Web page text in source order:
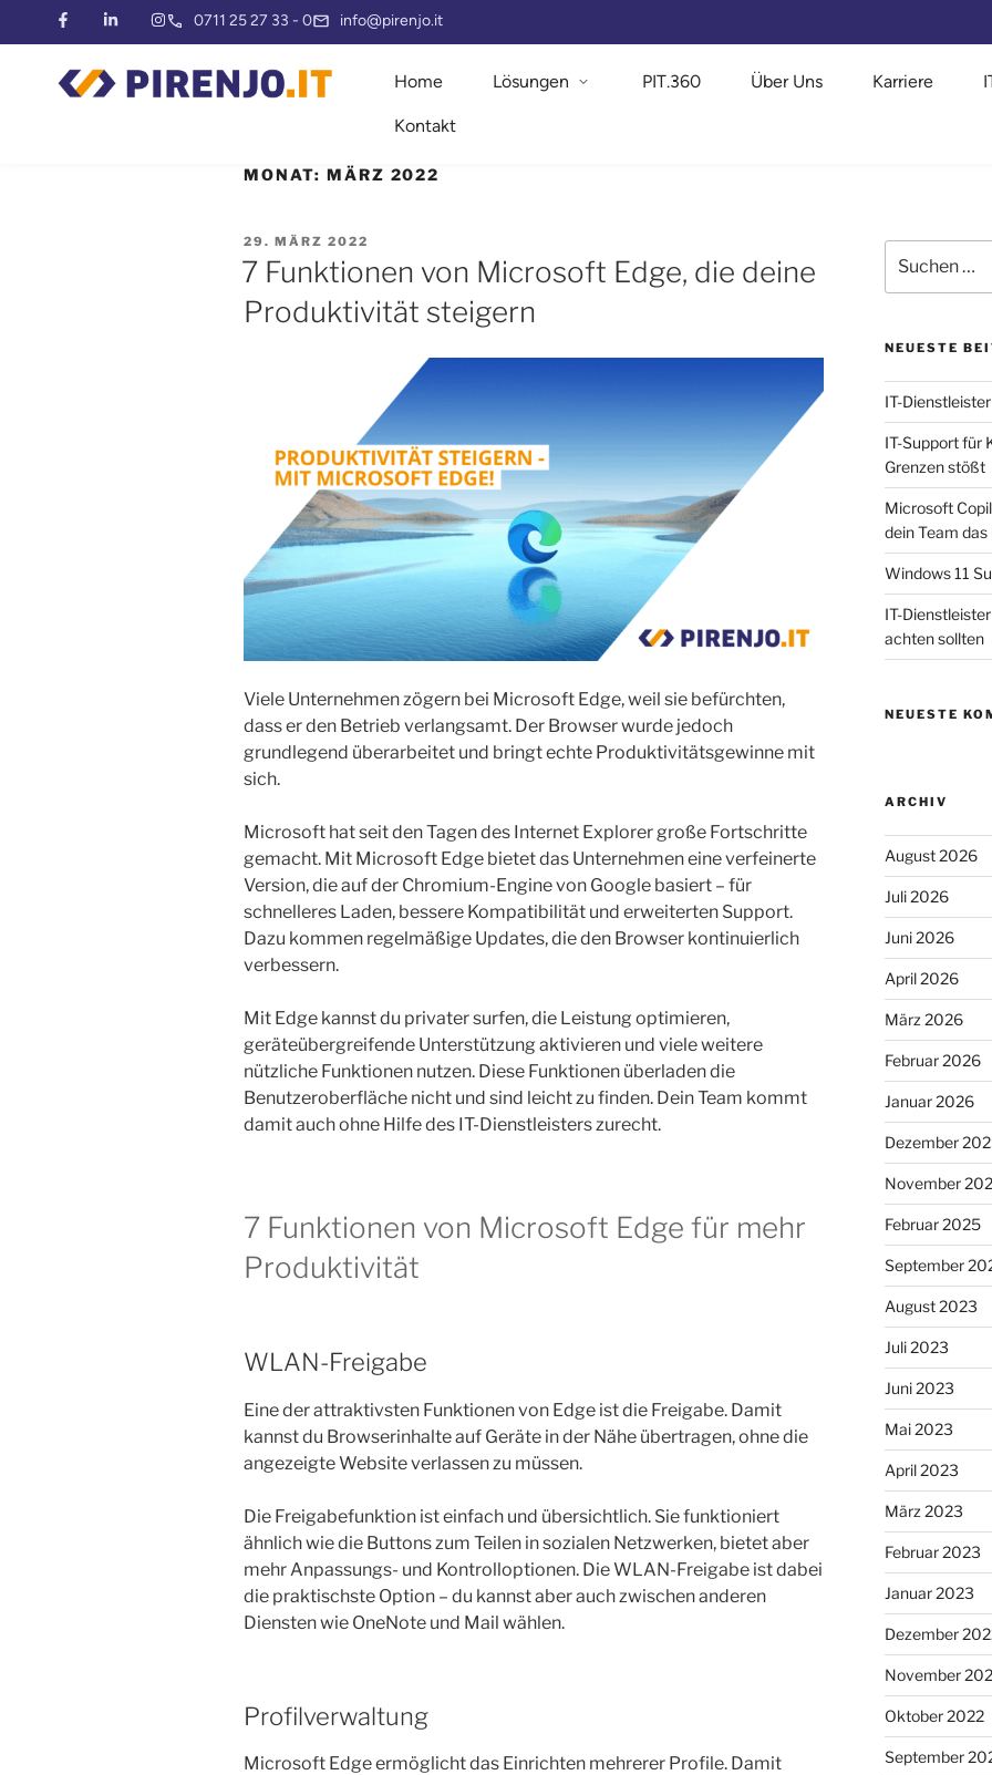
0711 25 27 33 - 0 info@pirenjo.it
Home Lösungen PIT.360 Über Uns Karriere
Kontakt
MONAT: MÄRZ 2022
29. MÄRZ 2022
7 Funktionen von Microsoft Edge, die deine
Produktivität steigern
Viele Unternehmen zögern bei Microsoft Edge, weil sie befürchten,
dass er den Betrieb verlangsamt. Der Browser wurde jedoch
grundlegend überarbeitet und bringt echte Produktivitätsgewinne mit
sich.
Microsoft hat seit den Tagen des Internet Explorer große Fortschritte
gemacht. Mit Microsoft Edge bietet das Unternehmen eine verfeinerte
Version, die auf der Chromium-Engine von Google basiert – für
schnelleres Laden, bessere Kompatibilität und erweiterten Support.
Dazu kommen regelmäßige Updates, die den Browser kontinuierlich
verbessern.
Mit Edge kannst du privater surfen, die Leistung optimieren,
geräteübergreifende Unterstützung aktivieren und viele weitere
nützliche Funktionen nutzen. Diese Funktionen überladen die
Benutzeroberfläche nicht und sind leicht zu finden. Dein Team kommt
damit auch ohne Hilfe des IT-Dienstleisters zurecht.
7 Funktionen von Microsoft Edge für mehr
Produktivität
WLAN-Freigabe
Eine der attraktivsten Funktionen von Edge ist die Freigabe. Damit
kannst du Browserinhalte auf Geräte in der Nähe übertragen, ohne die
angezeigte Website verlassen zu müssen.
Die Freigabefunktion ist einfach und übersichtlich. Sie funktioniert
ähnlich wie die Buttons zum Teilen in sozialen Netzwerken, bietet aber
mehr Anpassungs- und Kontrolloptionen. Die WLAN-Freigabe ist dabei
die praktischste Option – du kannst aber auch zwischen anderen
Diensten wie OneNote und Mail wählen.
Profilverwaltung
Microsoft Edge ermöglicht das Einrichten mehrerer Profile. Damit
NEUESTE
IT-Dienstleister
IT-Support für
Grenzen stößt
Microsoft
dein Team
Windows 11
IT-
achten sollten
NEUESTE
ARCHIV
August 2026
Juli 2026
Juni 2026
April 2026
März 2026
Februar 2026
Januar 2026
Dezember
November
Februar 2025
September
August 2023
Juli 2023
Juni 2023
Mai 2023
April 2023
März 2023
Februar 2023
Januar 2023
Dezember
November
Oktober 2022
September